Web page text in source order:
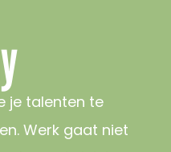
je talenten te
Werk gaat niet